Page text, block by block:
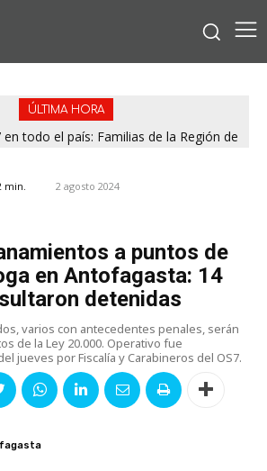
ÚLTIMA HORA
en todo el país: Familias de la Región de
min. 2 agosto 2024
a puntos de
en Antofagasta: 14
detenidas
varios con antecedentes penales, serán
de la Ley 20.000. Operativo fue
jueves por Fiscalía y Carabineros del OS7.